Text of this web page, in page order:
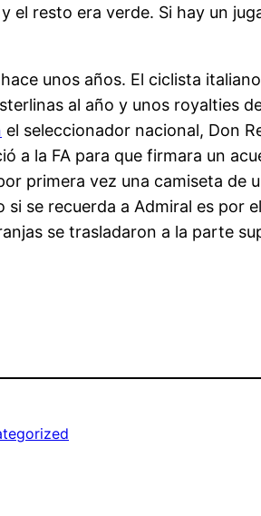
el resto era verde. Si hay un
unos años. El ciclista
al año y unos royalties
el seleccionador nacional, Don
a la FA para que firmara un
primera vez una camiseta de
se recuerda a Admiral es por
se trasladaron a la parte